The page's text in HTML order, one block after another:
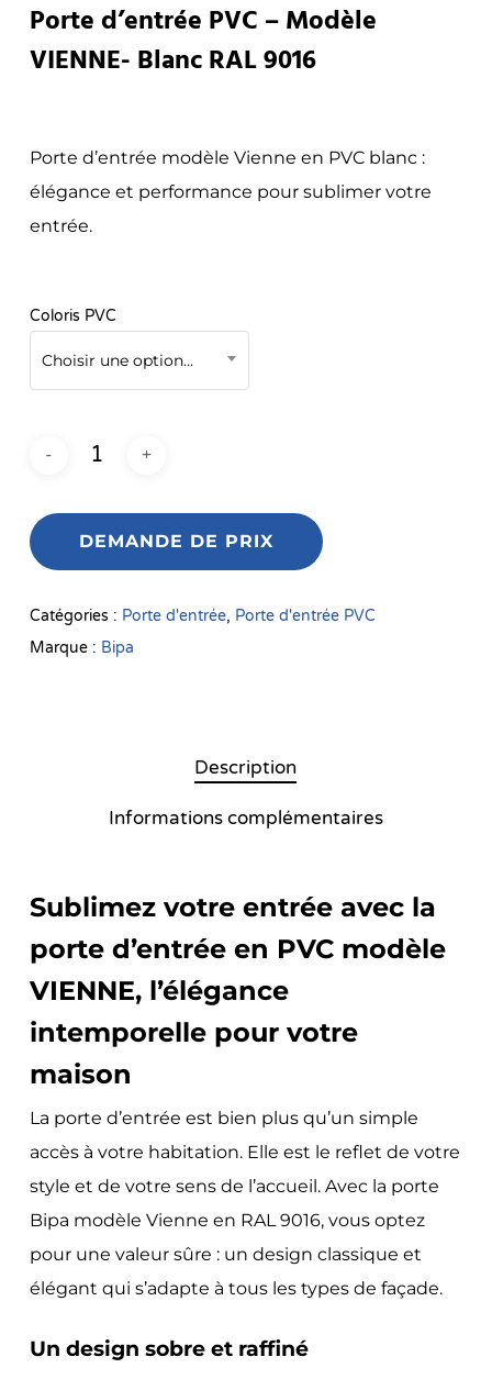
Porte d’entrée PVC – Modèle
VIENNE- Blanc RAL 9016
Porte d’entrée modèle Vienne en PVC blanc :
élégance et performance pour sublimer votre
entrée.
Coloris PVC
Choisir une option…
DEMANDE DE PRIX
Catégories : Porte d'entrée, Porte d'entrée PVC
Marque : Bipa
Description
Informations complémentaires
Sublimez votre entrée avec la
porte d’entrée en PVC modèle
VIENNE, l’élégance
intemporelle pour votre
maison
La porte d’entrée est bien plus qu’un simple
accès à votre habitation. Elle est le reflet de votre
style et de votre sens de l’accueil. Avec la porte
Bipa modèle Vienne en RAL 9016, vous optez
pour une valeur sûre : un design classique et
élégant qui s’adapte à tous les types de façade.
Un design sobre et raffiné